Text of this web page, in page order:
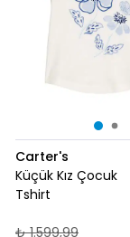
Carter's
Küçük Kız Çocuk
Tshirt
₺ 1.599,99